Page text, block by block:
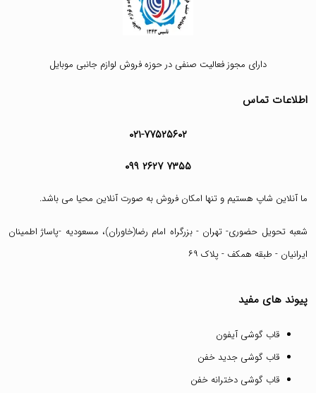
دارای مجوز فعالیت صنفی در حوزه فروش لوازم جانبی موبایل
اطلاعات تماس
۰۲۱-۷۷۵۲۵۶۰۲
۰۹۹ ۲۶۲۷ ۷۳۵۵
ما آنلاین شاپ هستیم و تنها امکان فروش به صورت آنلاین محیا می باشد.
شعبه تحویل حضوری- تهران - بزرگراه امام رضا(خاوران)، مسعودیه -پاساژ اطمینان
ایرانیان - طبقه همکف - پلاک ۶۹
پیوند های مفید
قاب گوشی آیفون
قاب گوشی جدید خفن
قاب گوشی دخترانه خفن